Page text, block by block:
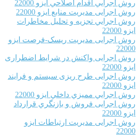
روش اجرايي اقدام اصلاحي ایزو 22000
روش اجرایی مدیریت منابع ایزو 22000
روش اجرايي تجزیه و تحلیل مخاطرات
ایزو 22000
روش اجرایی مدیریت ریسک-فرصت ایزو
22000
روش اجرایی واکنش در شرایط اضطراری
ایزو 22000
روش اجرایی طرح ریزی سیستم و فرایند
ایزو 22000
روش اجرايي مميزي داخلي ایزو 22000
روش اجرایی فروش و بازنگري قرارداد
ایزو 22000
روش اجرایی مدیریت ارتباطات ایزو
22000